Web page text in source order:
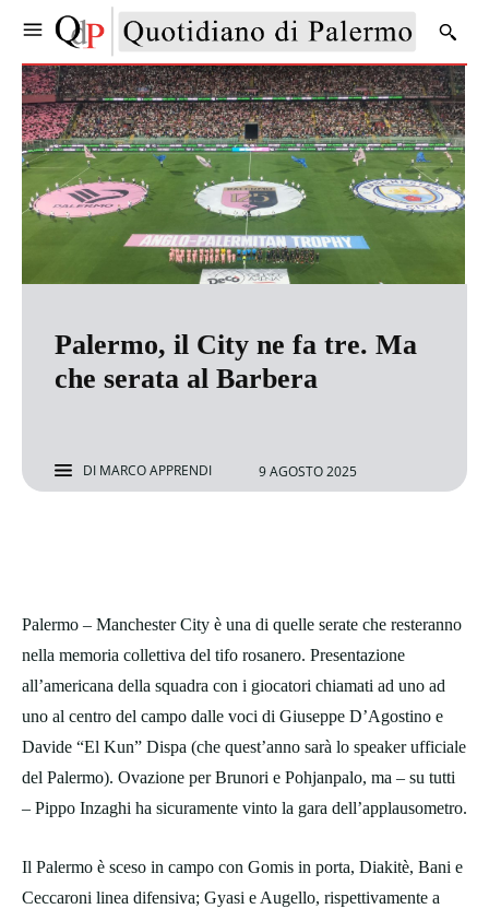
Palermo, il City ne fa tre. Ma
che serata al Barbera
DI MARCO APPRENDI 9 AGOSTO 2025
Palermo – Manchester City è una di quelle serate che resteranno
nella memoria collettiva del tifo rosanero. Presentazione
all’americana della squadra con i giocatori chiamati ad uno ad
uno al centro del campo dalle voci di Giuseppe D’Agostino e
Davide “El Kun” Dispa (che quest’anno sarà lo speaker ufficiale
del Palermo). Ovazione per Brunori e Pohjanpalo, ma – su tutti
– Pippo Inzaghi ha sicuramente vinto la gara dell’applausometro.
Il Palermo è sceso in campo con Gomis in porta, Diakitè, Bani e
Ceccaroni linea difensiva; Gyasi e Augello, rispettivamente a